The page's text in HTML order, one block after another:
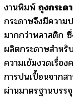
งานพิมพ์ถุงกระด
กระดาษจึงมีควา
มากกว่าพลาสติก
ผลิตกระดาษสำหรั
ความเข้มงวดเรื่อ
การปนเปื้อนจากส
ผ่านมาตรฐานบร